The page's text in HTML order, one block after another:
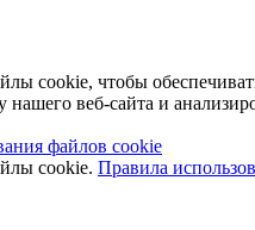
cookie, чтобы
веб-сайта и
файлов cookie
cookie. Правила